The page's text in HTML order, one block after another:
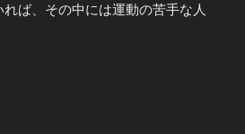
れば、その中には運動の苦手な人